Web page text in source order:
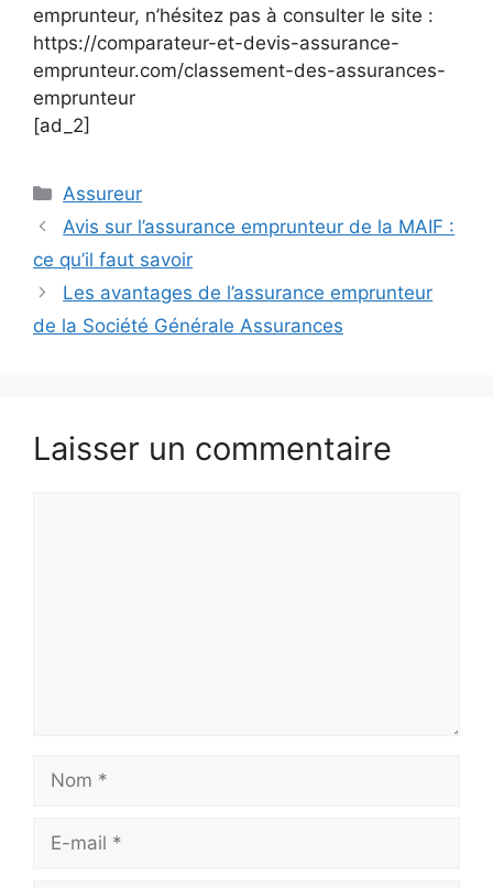
emprunteur, n’hésitez pas à consulter le site :
https://comparateur-et-devis-assurance-
emprunteur.com/classement-des-assurances-
emprunteur
[ad_2]
Catégories
Assureur
Avis sur l’assurance emprunteur de la MAIF :
ce qu’il faut savoir
Les avantages de l’assurance emprunteur
de la Société Générale Assurances
Laisser un commentaire
Nom